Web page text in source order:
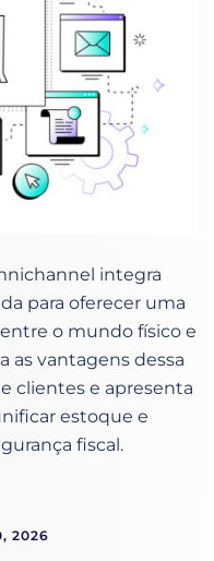
integra
para oferecer uma
o mundo físico e
as vantagens dessa
clientes e apresenta
estoque e
fiscal.
2026